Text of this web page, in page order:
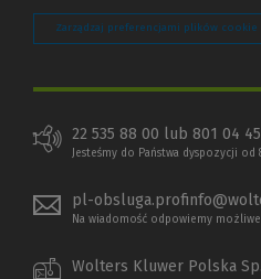
Zarządzaj preferencjami plików cookie
22 535 88 00 lub 801 04
Jesteśmy do Państwa dyspozycji od
pl-
Na wiadomość odpowiemy
Wolters Kluwer Polska